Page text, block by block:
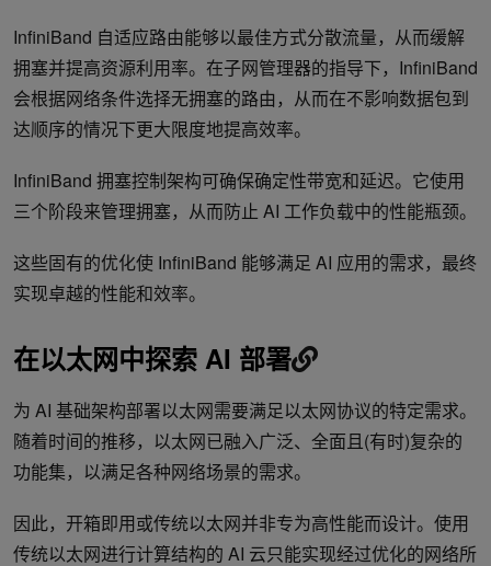
InfiniBand 自适应路由能够以最佳方式分散流量，从而缓解
拥塞并提高资源利用率。在子网管理器的指导下，InfiniBand
会根据网络条件选择无拥塞的路由，从而在不影响数据包到
达顺序的情况下更大限度地提高效率。
InfiniBand 拥塞控制架构可确保确定性带宽和延迟。它使用
三个阶段来管理拥塞，从而防止 AI 工作负载中的性能瓶颈。
这些固有的优化使 InfiniBand 能够满足 AI 应用的需求，最终
实现卓越的性能和效率。
在以太网中探索 AI 部署
为 AI 基础架构部署以太网需要满足以太网协议的特定需求。
随着时间的推移，以太网已融入广泛、全面且(有时)复杂的
功能集，以满足各种网络场景的需求。
因此，开箱即用或传统以太网并非专为高性能而设计。使用
传统以太网进行计算结构的 AI 云只能实现经过优化的网络所